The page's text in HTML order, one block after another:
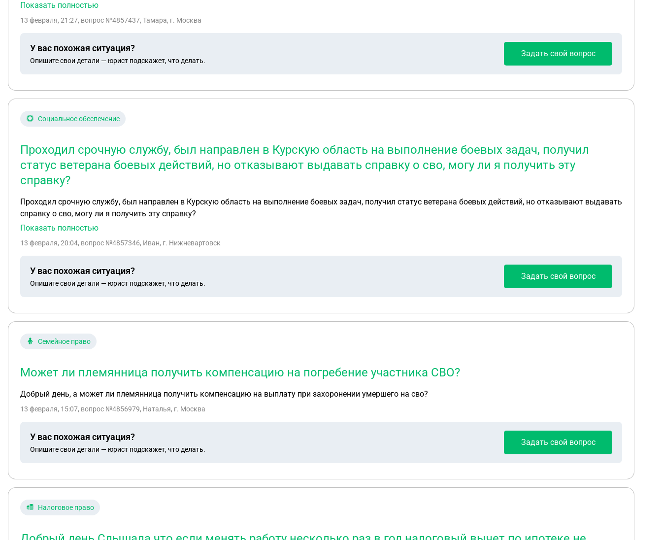
Показать полностью
13 февраля, 21:27, вопрос №4857437, Тамара, г. Москва
У вас похожая ситуация?
Опишите свои детали — юрист подскажет, что делать.
Задать свой вопрос
Социальное обеспечение
Проходил срочную службу, был направлен в Курскую область на выполнение боевых задач, получил
статус ветерана боевых действий, но отказывают выдавать справку о сво, могу ли я получить эту
справку?
Проходил срочную службу, был направлен в Курскую область на выполнение боевых задач, получил статус ветерана боевых действий, но отказывают выдавать
справку о сво, могу ли я получить эту справку?
Показать полностью
13 февраля, 20:04, вопрос №4857346, Иван, г. Нижневартовск
У вас похожая ситуация?
Опишите свои детали — юрист подскажет, что делать.
Задать свой вопрос
Семейное право
Может ли племянница получить компенсацию на погребение участника СВО?
Добрый день, а может ли племянница получить компенсацию на выплату при захоронении умершего на сво?
13 февраля, 15:07, вопрос №4856979, Наталья, г. Москва
У вас похожая ситуация?
Опишите свои детали — юрист подскажет, что делать.
Задать свой вопрос
Налоговое право